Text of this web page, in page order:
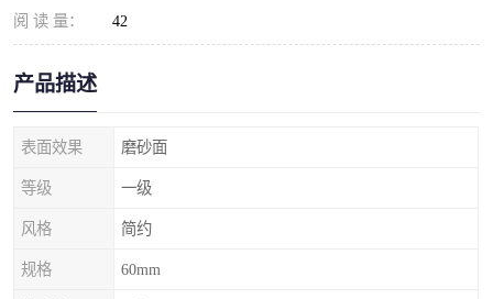
阅 读 量： 42
产品描述
表面效果 磨砂面
等级 一级
风格 简约
规格 60mm